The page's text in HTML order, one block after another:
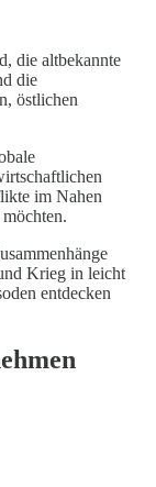
die altbekannte
die
östlichen
im Nahen
Krieg in leicht
entdecken